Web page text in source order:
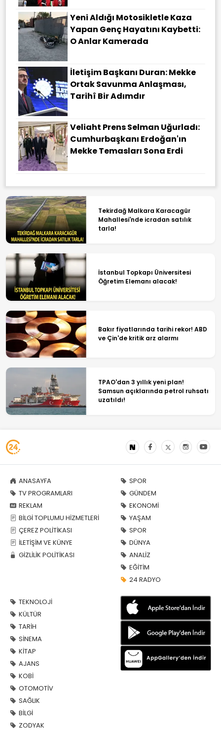
Yeni Aldığı Motosikletle Kaza
Yapan Genç Hayatını Kaybetti:
O Anlar Kamerada
İletişim Başkanı Duran: Mekke
Ortak Savunma Anlaşması,
Tarihî Bir Adımdır
Veliaht Prens Selman Uğurladı:
Cumhurbaşkanı Erdoğan'ın
Mekke Temasları Sona Erdi
Tekirdağ Malkara Karacagür
Mahallesi'nde icradan satılık
tarla!
İstanbul Topkapı Üniversitesi
Öğretim Elemanı alacak!
Bakır fiyatlarında tarihi rekor! ABD
ve Çin'de kritik arz alarmı
TPAO'dan 3 yıllık yeni plan!
Samsun açıklarında petrol ruhsatı
uzatıldı!
ANASAYFA
TV PROGRAMLARI
REKLAM
BİLGİ TOPLUMU HİZMETLERİ
ÇEREZ POLİTİKASI
İLETİŞİM VE KÜNYE
GİZLİLİK POLİTİKASI
SPOR
GÜNDEM
EKONOMİ
YAŞAM
SPOR
DÜNYA
ANALİZ
EĞİTİM
24 RADYO
TEKNOLOJİ
KÜLTÜR
TARİH
SİNEMA
KİTAP
AJANS
KOBİ
OTOMOTİV
SAĞLIK
BİLGİ
ZODYAK